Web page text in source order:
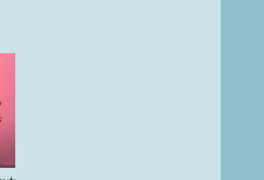
※ビューテンプレートがあてられている場合